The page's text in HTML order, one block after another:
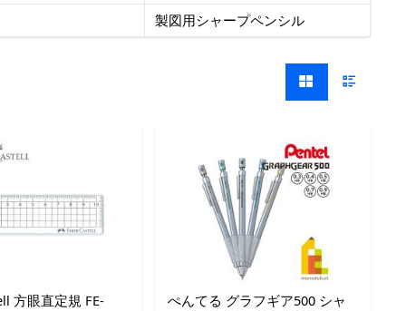
製図用シャープペンシル
方眼直定規 FE-
ぺんてる グラフギア500 シャ